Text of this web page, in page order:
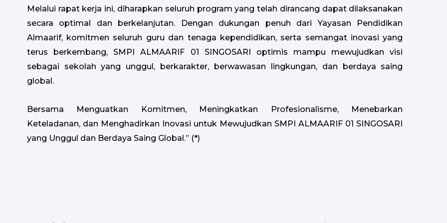
Melalui rapat kerja ini, diharapkan seluruh program yang telah dirancang dapat dilaksanakan
secara optimal dan berkelanjutan. Dengan dukungan penuh dari Yayasan Pendidikan
Almaarif, komitmen seluruh guru dan tenaga kependidikan, serta semangat inovasi yang
terus berkembang, SMPI ALMAARIF 01 SINGOSARI optimis mampu mewujudkan visi
sebagai sekolah yang unggul, berkarakter, berwawasan lingkungan, dan berdaya saing
global.
Bersama Menguatkan Komitmen, Meningkatkan Profesionalisme, Menebarkan
Keteladanan, dan Menghadirkan Inovasi untuk Mewujudkan SMPI ALMAARIF 01 SINGOSARI
yang Unggul dan Berdaya Saing Global.” (*)